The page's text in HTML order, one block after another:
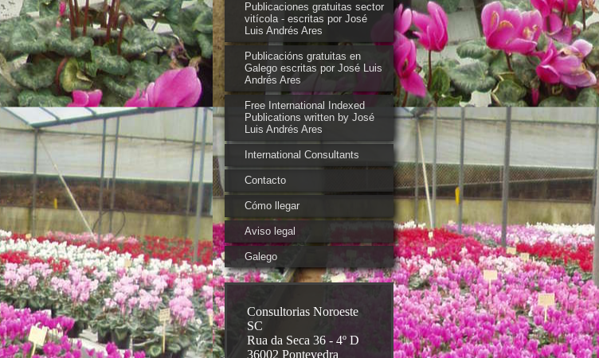
Publicaciones gratuitas sector
vitícola - escritas por José
Luis Andrés Ares
Publicacións gratuitas en
Galego escritas por José Luis
Andrés Ares
Free International Indexed
Publications written by José
Luis Andrés Ares
International Consultants
Contacto
Cómo llegar
Aviso legal
Galego
Consultorias Noroeste
SC
Rua da Seca 36 - 4º D
36002 Pontevedra